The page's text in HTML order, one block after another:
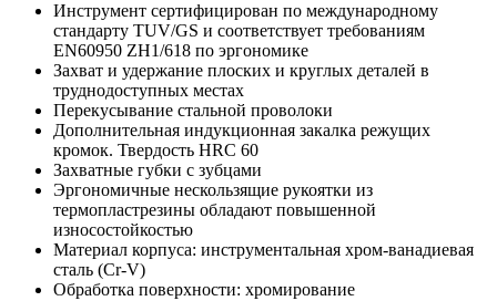
Инструмент сертифицирован по международному
стандарту TUV/GS и соответствует требованиям
EN60950 ZH1/618 по эргономике
Захват и удержание плоских и круглых деталей в
труднодоступных местах
Перекусывание стальной проволоки
Дополнительная индукционная закалка режущих
кромок. Твердость HRC 60
Захватные губки с зубцами
Эргономичные нескользящие рукоятки из
термопластрезины обладают повышенной
износостойкостью
Материал корпуса: инструментальная хром-ванадиевая
сталь (Cr-V)
Обработка поверхности: хромирование